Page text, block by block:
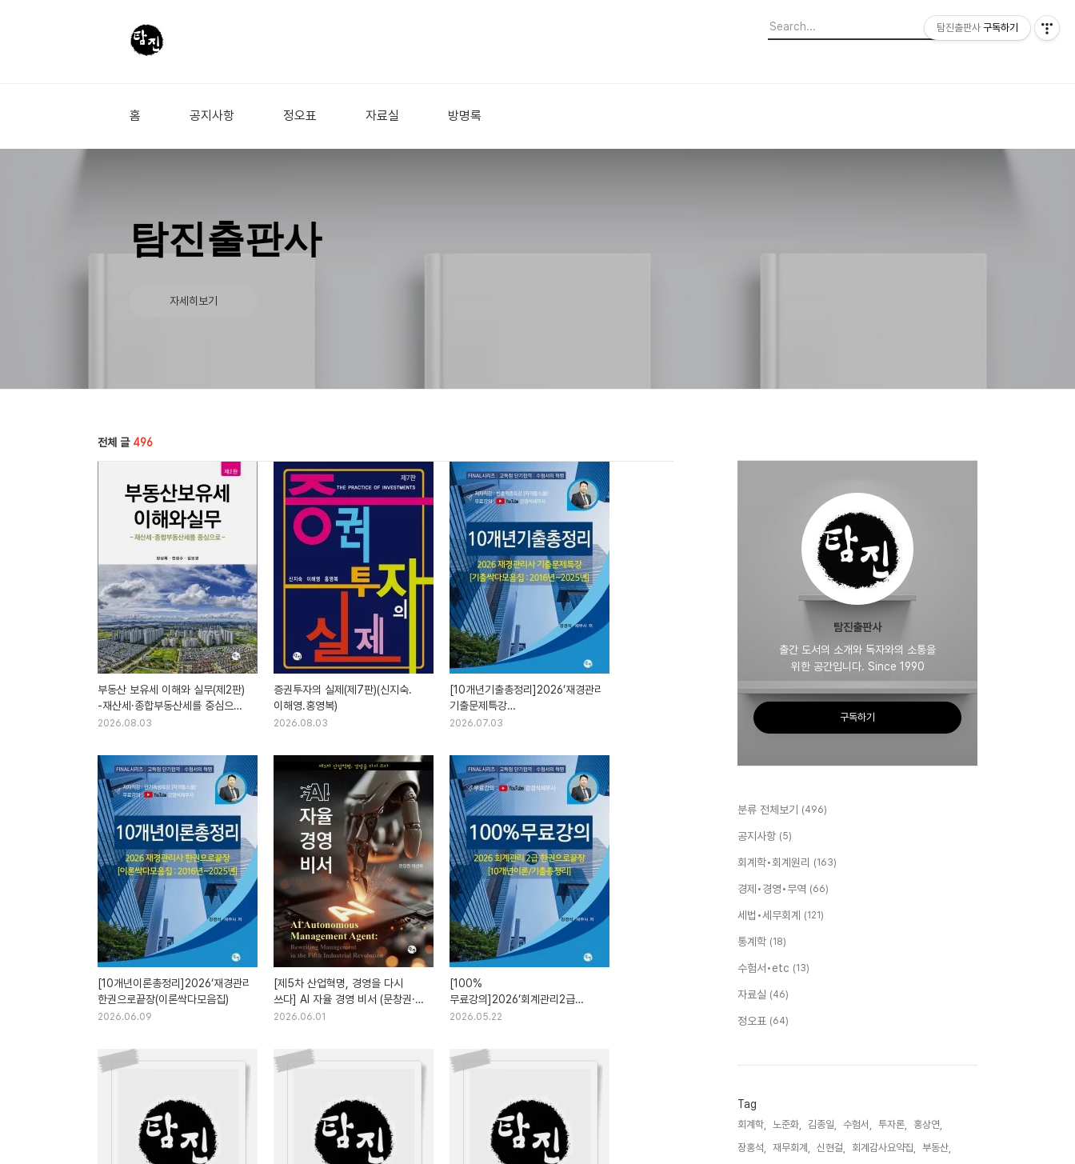
홈 공지사항 정오표 자료실 방명록
탐진출판사
자세히보기
전체 글 496
부동산 보유세 이해와 실무(제2판)
-재산세·종합부동산세를 중심으로-
(장상록·전성수·김보경)
2026.08.03
증권투자의 실제(제7판)(신지숙.
이해영.홍영복)
2026.08.03
[10개년기출총정리]2026‘재경관리사
기출문제특강
(기출싹다모음집:2016년
2026.07.03
[10개년이론총정리]2026‘재경관리사
한권으로끝장(이론싹다모음집)
2026.06.09
[제5차 산업혁명, 경영을 다시
쓰다] AI 자율 경영 비서 (문창권·
마선옥)
2026.06.01
[100%
무료강의]2026‘회계관리2급
한권으로끝장(10개년이론·
2026.05.22
탐진출판사
출간 도서의 소개와 독자와의 소통을
위한 공간입니다. Since 1990
구독하기
분류 전체보기 (496)
공지사항 (5)
회계학•회계원리 (163)
경제•경영•무역 (66)
세법•세무회계 (121)
통계학 (18)
수험서•etc (13)
자료실 (46)
정오표 (64)
Tag
회계학, 노준화, 김종일, 수험서, 투자론,
홍상연,
장홍석,
재무회계, 신현걸, 회계감사요약집,
부동산,
탐진출판사 구독하기